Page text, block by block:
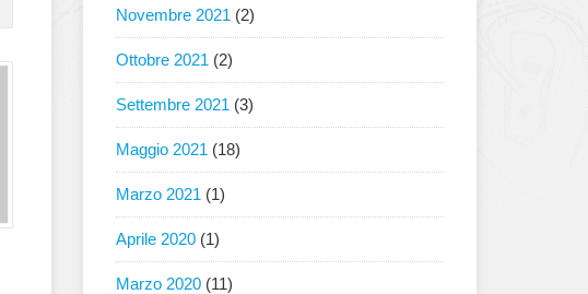
Novembre 2021 (2)
Ottobre 2021 (2)
Settembre 2021 (3)
Maggio 2021 (18)
Marzo 2021 (1)
Aprile 2020 (1)
Marzo 2020 (11)